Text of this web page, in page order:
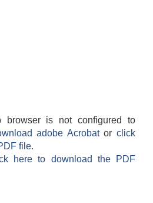
browser is not configured to
adobe Acrobatorclick
file.
here to download the PDF